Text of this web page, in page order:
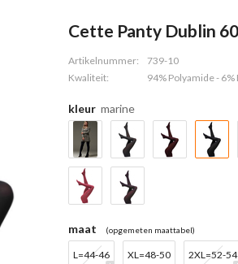
Cette Panty Dublin
Artikelnummer:
739-10
Kwaliteit:
94% Polyamide - 6%
kleur marine
maat (opgemeten maattabel)
L=44-46 XL=48-50 2XL=52-54